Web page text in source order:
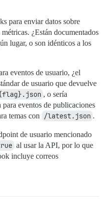
para enviar datos sobre
¿Están documentados
lugar, o son idénticos a los
eventos de usuario, ¿el
de usuario que devuelve
, o sería
eventos de publicaciones
temas con /latest.json .
de usuario mencionado
al usar la API, por lo que
incluye correos